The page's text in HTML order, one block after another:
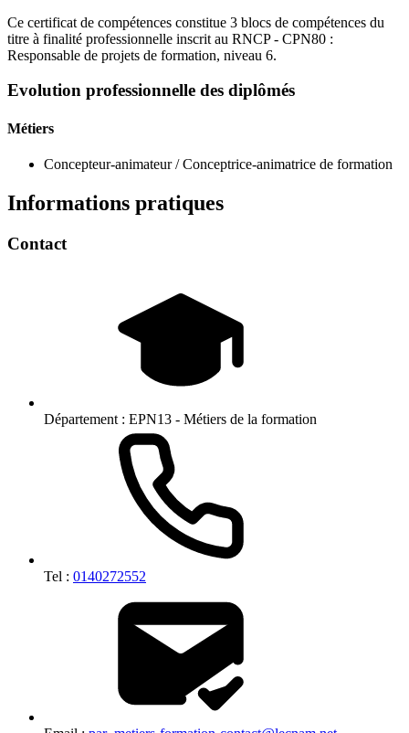
Ce certificat de compétences constitue 3 blocs de compétences du
titre à finalité professionnelle inscrit au RNCP - CPN80 :
Responsable de projets de formation, niveau 6.
Evolution professionnelle des diplômés
Métiers
Concepteur-animateur / Conceptrice-animatrice de formation
Informations pratiques
Contact
Département : EPN13 - Métiers de la formation
Tel : 0140272552